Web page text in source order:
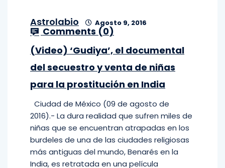
Astrolabio Agosto 9, 2016
Comments (0)
(Video) ‘Gudiya’, el documental
del secuestro y venta de niñas
para la prostitución en India
Ciudad de México (09 de agosto de
2016).- La dura realidad que sufren miles de
niñas que se encuentran atrapadas en los
burdeles de una de las ciudades religiosas
más antiguas del mundo, Benarés en la
India, es retratada en una película